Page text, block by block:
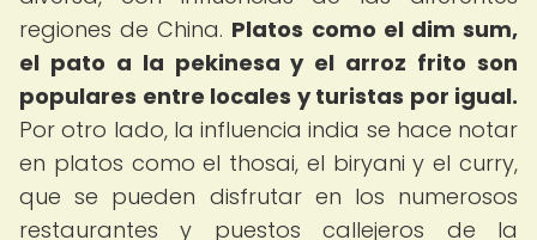
regiones de China. Platos como el dim sum,
el pato a la pekinesa y el arroz frito son
populares entre locales y turistas por igual.
Por otro lado, la influencia india se hace notar
en platos como el thosai, el biryani y el curry,
que se pueden disfrutar en los numerosos
restaurantes y puestos callejeros de la